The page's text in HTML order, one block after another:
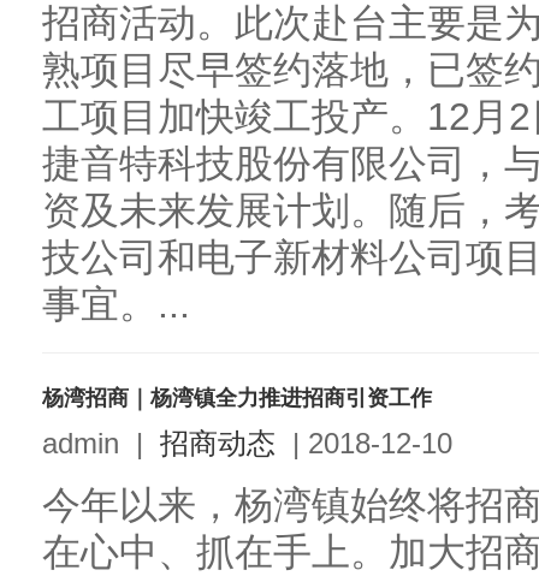
招商活动。此次赴台主要是
熟项目尽早签约落地，已签
工项目加快竣工投产。12月
捷音特科技股份有限公司，
资及未来发展计划。随后，
技公司和电子新材料公司项
事宜。...
杨湾招商｜杨湾镇全力推进招商引资工作
admin | 招商动态 | 2018-12-10
今年以来，杨湾镇始终将招
在心中、抓在手上。加大招